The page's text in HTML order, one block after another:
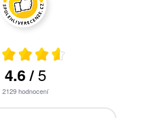
4.6/5
2129hodnocení